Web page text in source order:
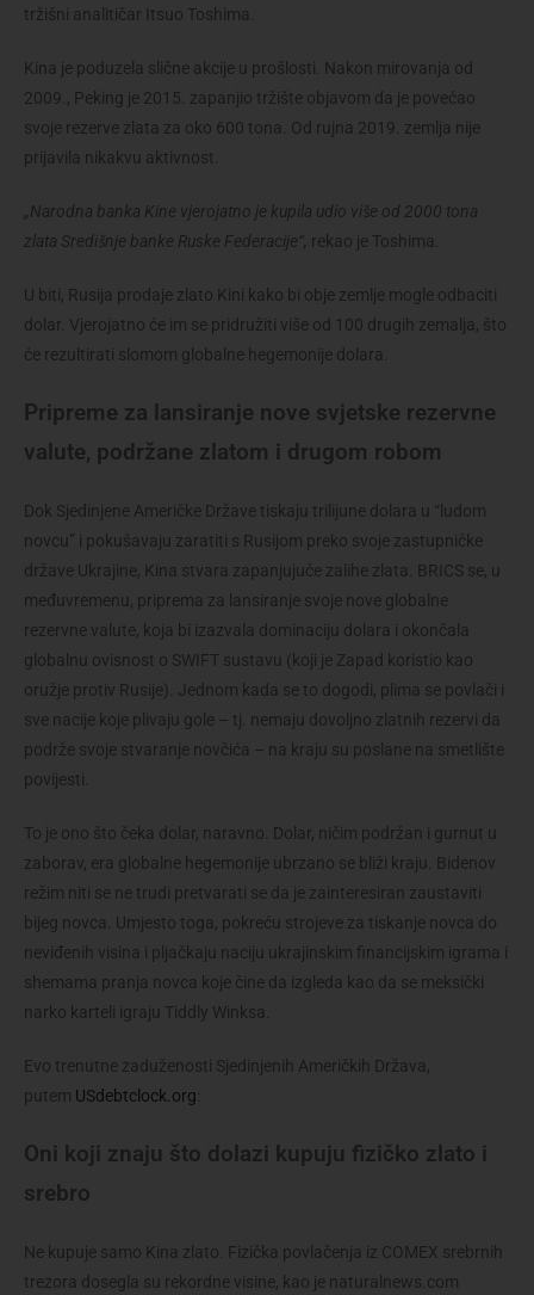
tržišni analitičar Itsuo Toshima.
Kina je poduzela slične akcije u prošlosti. Nakon mirovanja od
2009., Peking je 2015. zapanjio tržište objavom da je povećao
svoje rezerve zlata za oko 600 tona. Od rujna 2019. zemlja nije
prijavila nikakvu aktivnost.
„Narodna banka Kine vjerojatno je kupila udio više od 2000 tona
zlata Središnje banke Ruske Federacije“, rekao je Toshima
U biti, Rusija prodaje zlato Kini kako bi obje zemlje mogle odbaciti
dolar. Vjerojatno će im se pridružiti više od 100 drugih zemalja, što
će rezultirati slomom globalne hegemonije dolara.
Pripreme za lansiranje nove svjetske rezervne
valute, podržane zlatom i drugom robom
Dok Sjedinjene Američke Države tiskaju trilijune dolara u “ludom
novcu” i pokušavaju zaratiti s Rusijom preko svoje zastupničke
države Ukrajine, Kina stvara zapanjujuće zalihe zlata. BRICS se, u
međuvremenu, priprema za lansiranje svoje nove globalne
rezervne valute, koja bi izazvala dominaciju dolara i okončala
globalnu ovisnost o SWIFT sustavu (koji je Zapad koristio kao
oružje protiv Rusije). Jednom kada se to dogodi, plima se povlači i
sve nacije koje plivaju gole – tj. nemaju dovoljno zlatnih rezervi da
podrže svoje stvaranje novčića – na kraju su poslane na smetlište
povijesti.
To je ono što čeka dolar, naravno. Dolar, ničim podržan i gurnut u
zaborav, era globalne hegemonije ubrzano se bliži kraju. Bidenov
režim niti se ne trudi pretvarati se da je zainteresiran zaustaviti
bijeg novca. Umjesto toga, pokreću strojeve za tiskanje novca do
neviđenih visina i pljačkaju naciju ukrajinskim financijskim igrama i
shemama pranja novca koje čine da izgleda kao da se meksički
narko karteli igraju Tiddly Winksa.
Evo trenutne zaduženosti Sjedinjenih Američkih Država,
putem USdebtclock.org
Oni koji znaju što dolazi kupuju fizičko zlato i
srebro
Ne kupuje samo Kina zlato. Fizička povlačenja iz COMEX srebrnih
trezora dosegla su rekordne visine, kao je naturalnews.com